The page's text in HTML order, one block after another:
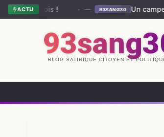
ACTU
— 93SANG30 Un campement dans le
BLOG SATIRIQUE CITOYEN ET